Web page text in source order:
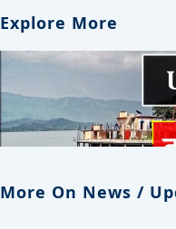
Explore More
More On News /